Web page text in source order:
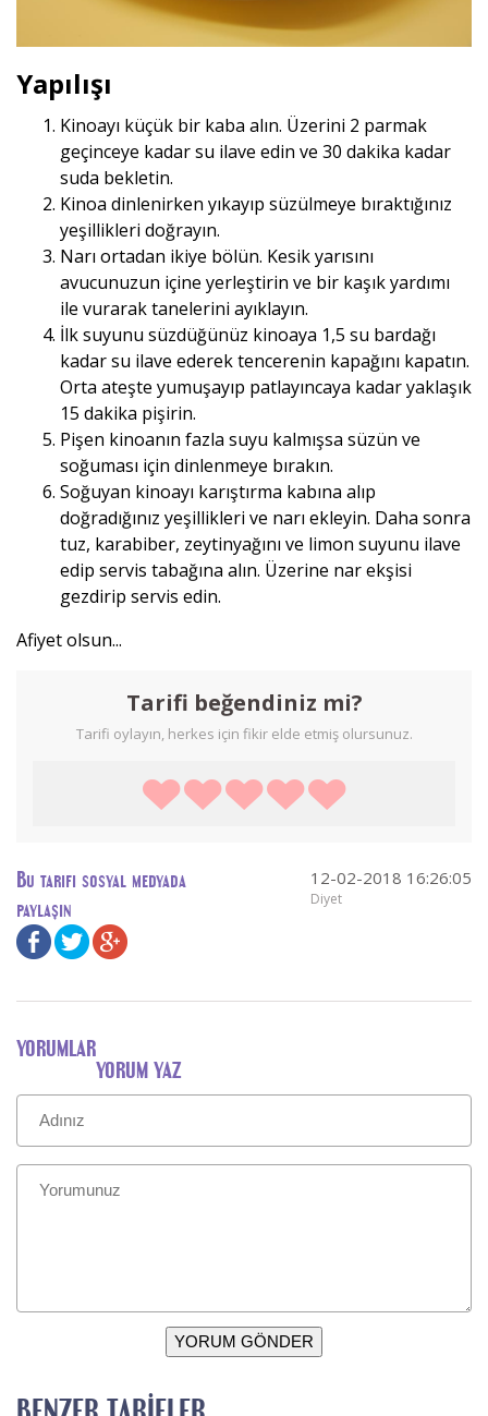
Yapılışı
Kinoayı küçük bir kaba alın. Üzerini 2 parmak
geçinceye kadar su ilave edin ve 30 dakika kadar
suda bekletin.
Kinoa dinlenirken yıkayıp süzülmeye bıraktığınız
yeşillikleri doğrayın.
Narı ortadan ikiye bölün. Kesik yarısını
avucunuzun içine yerleştirin ve bir kaşık yardımı
ile vurarak tanelerini ayıklayın.
İlk suyunu süzdüğünüz kinoaya 1,5 su bardağı
kadar su ilave ederek tencerenin kapağını kapatın.
Orta ateşte yumuşayıp patlayıncaya kadar yaklaşık
15 dakika pişirin.
Pişen kinoanın fazla suyu kalmışsa süzün ve
soğuması için dinlenmeye bırakın.
Soğuyan kinoayı karıştırma kabına alıp
doğradığınız yeşillikleri ve narı ekleyin. Daha sonra
tuz, karabiber, zeytinyağını ve limon suyunu ilave
edip servis tabağına alın. Üzerine nar ekşisi
gezdirip servis edin.
Afiyet olsun...
Tarifi beğendiniz mi?
Tarifi oylayın, herkes için fikir elde etmiş olursunuz.
Bu tarifi sosyal medyada
paylaşın
12-02-2018 16:26:05
Diyet
YORUMLAR
YORUM YAZ
YORUM GÖNDER